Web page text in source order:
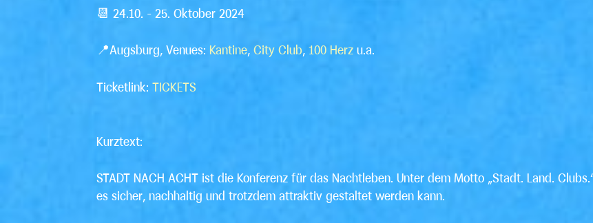
📆 24.10. – 25. Oktober 2024
📍Augsburg, Venues: Kantine, City Club, 100 Herz u.a.
Ticketlink: TICKETS
Kurztext:
STADT NACH ACHT ist die Konferenz für das Nachtleben. Unter dem Motto „Stadt. Land.
es sicher, nachhaltig und trotzdem attraktiv gestaltet werden kann.